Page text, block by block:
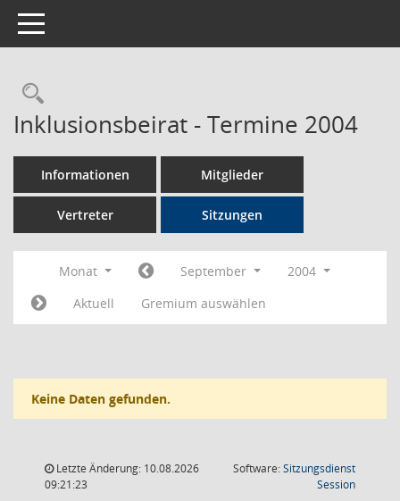
Toggle navigation
Rechercheauswahl
Inklusionsbeirat - Termine 2004
Informationen Mitglieder
Vertreter Sitzungen
Monat September
2004
Aktuell
Gremium auswählen
Keine Daten gefunden.
Letzte Änderung: 10.08.2026
09:21:23
Software:Sitzungsdienst
Session(Wird in